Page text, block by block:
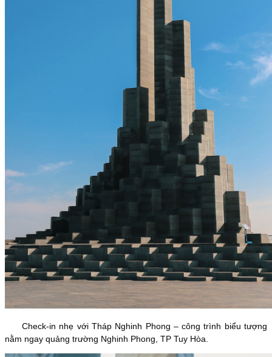
Check-in nhẹ với Tháp Nghinh Phong – công trình biểu tượng
nằm ngay quảng trường Nghinh Phong, TP Tuy Hòa.